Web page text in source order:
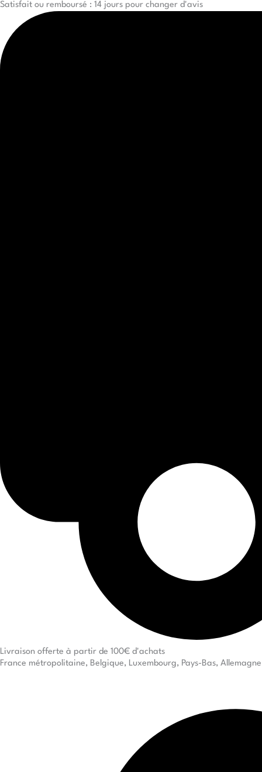
Satisfait ou remboursé : 14 jours pour changer d'avis
Livraison offerte à partir de 100€ d'achats
France métropolitaine, Belgique, Luxembourg, Pays-Bas, Allemagne